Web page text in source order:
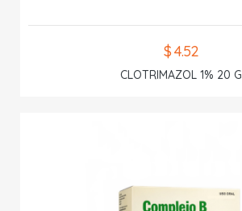
$ 4.52
CLOTRIMAZOL 1% 20 G